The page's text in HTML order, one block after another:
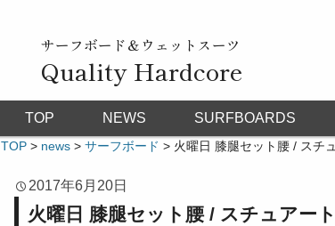
サーフボード＆ウェットスーツ
Quality Hardcore
TOP NEWS SURFBOARDS
TOP > news > サーフボード > 火曜日 膝腿セット腰 / スチ
2017年6月20日
火曜日 膝腿セット腰 / スチュアー